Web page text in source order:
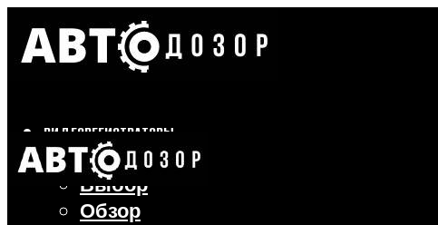
ВИДЕОРЕГИСТРАТОРЫ
Бренды
Выбор
Обзор